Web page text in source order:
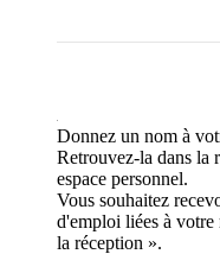
Donnez un nom à
Retrouvez-la dans la
espace personnel.
Vous souhaitez
d'emploi liées à
la réception ».